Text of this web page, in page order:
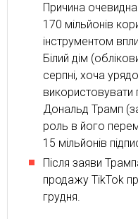
Причина
170 мільйонів
інструментом
Білий дім
серпні, хоча
використовувати
Дональд Трамп
роль в його
15 мільйонів
Після заяви
продажу TikTok
грудня.